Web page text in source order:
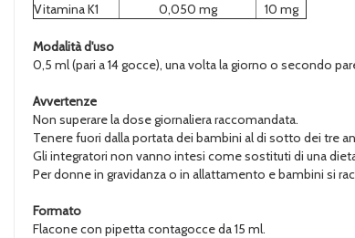
Vitamina K1
0,050 mg 10 mg
Modalità d'uso
0,5 ml (pari a 14 gocce), una volta la giorno o secondo
Avvertenze
Non superare la dose giornaliera raccomandata.
Tenere fuori dalla portata dei bambini al di sotto dei tre
Gli integratori non vanno intesi come sostituti di una
Per donne in gravidanza o in allattamento e bambini si
Formato
Flacone con pipetta contagocce da 15 ml.